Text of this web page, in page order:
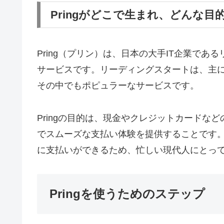
Pringがどこで生まれ、どんな目
Pring（プリン）は、日本の大手IT企業であ
サービスです。リーディングスタートは、主
その中でもポピュラーなサービスです。
Pringの目的は、現金やクレジットカードな
でスムーズな支払い体験を提供することです
に支払いができるため、忙しい現代人にとっ
Pringを使うためのステップ